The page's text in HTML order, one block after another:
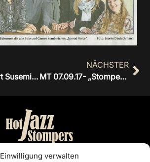
Einwilligung verwalten
HJS & Norbert Susemihl – Konzert 09.06.17
NÄCHSTER
MT 07.09.17- „Stompers proben mit ‚Spread Voice‘ ihren Auftritt in New York